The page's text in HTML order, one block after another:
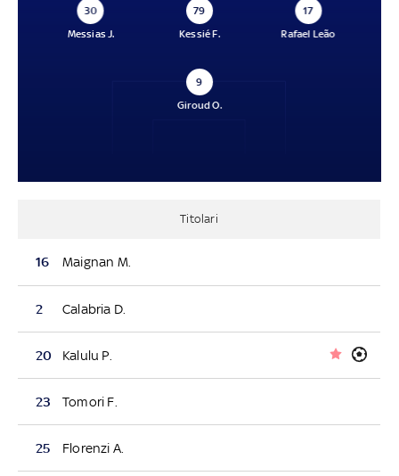
30
Messias J.
79
Kessié F.
17
Rafael Leão
9
Giroud O.
Titolari
16 Maignan M.
2 Calabria D.
20 Kalulu P.
23 Tomori F.
25 Florenzi A.